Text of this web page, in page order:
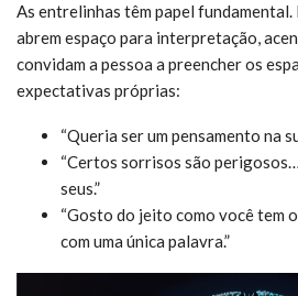
As entrelinhas têm papel
abrem espaço para interpretação,
convidam a pessoa a preencher os
expectativas próprias:
“Queria ser um pensamento na
“Certos sorrisos são
seus.”
“Gosto do jeito como você tem
com uma única palavra.”